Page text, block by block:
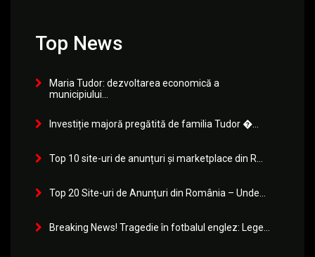
Top News
Maria Tudor: dezvoltarea economică a
municipiului...
Investiție majoră pregătită de familia Tudor �...
Top 10 site-uri de anunțuri și marketplace din R...
Top 20 Site-uri de Anunțuri din România – Unde...
Breaking News! Tragedie în fotbalul englez: Lege...